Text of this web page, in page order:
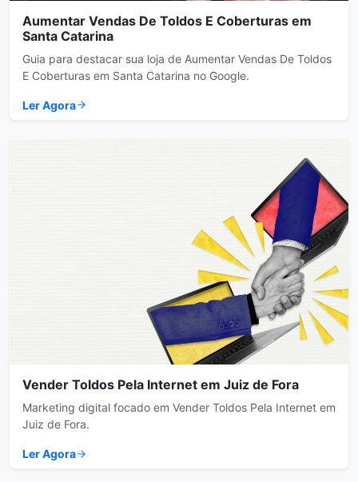
Aumentar Vendas De Toldos E Coberturas em
Santa Catarina
Guia para destacar sua loja de Aumentar Vendas De Toldos
E Coberturas em Santa Catarina no Google.
Ler Agora
Vender Toldos Pela Internet em Juiz de Fora
Marketing digital focado em Vender Toldos Pela Internet em
Juiz de Fora.
Ler Agora